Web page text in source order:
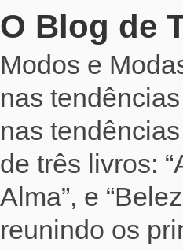
O Blog de
Modos e
nas
nas
de três livros:
Alma”, e
reunindo os